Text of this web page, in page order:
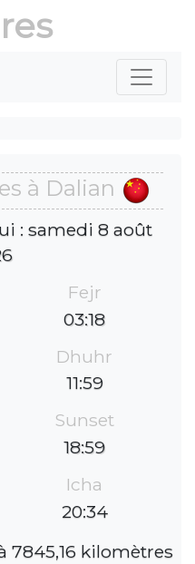
à Dalian
: samedi 8 août
Fejr
03:18
Dhuhr
11:59
Sunset
18:59
Icha
20:34
7845,16 kilomètres